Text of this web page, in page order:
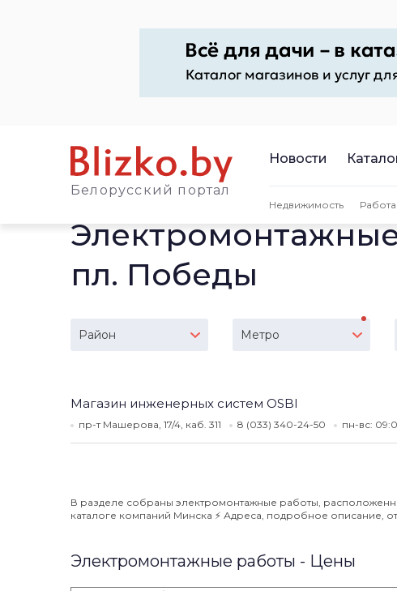
Белорусский портал
Новости
Недвижимость Работа
пл. Победы
Район Метро
Магазин инженерных систем OSBI
пр-т Машерова, 17/4, каб. 311 8 (033) 340-24-50 пн-вс:
В разделе собраны электромонтажные работы,
каталоге компаний Минска ⚡️ Адреса, подробное описание,
Электромонтажные работы - Цены